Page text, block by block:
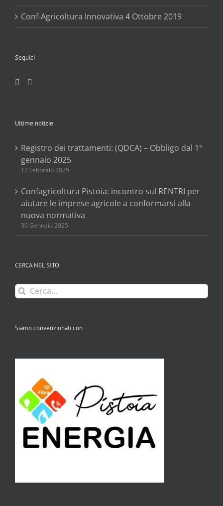
Conf-Agricoltura Innovativa 4 Ottobre 2019
Seguici
Ultime notizie
Registro dei trattamenti: (QDCA) – Obbligo dal 1°
gennaio 2025
17 Febbraio 2025
Confagricoltura Pistoia: incontro sul RENTRI per
aiutare le imprese agricole a conformarsi alla
nuova normativa
30 Gennaio 2025
CERCA NEL SITO
Cerca
per:
Siamo convenzionati con